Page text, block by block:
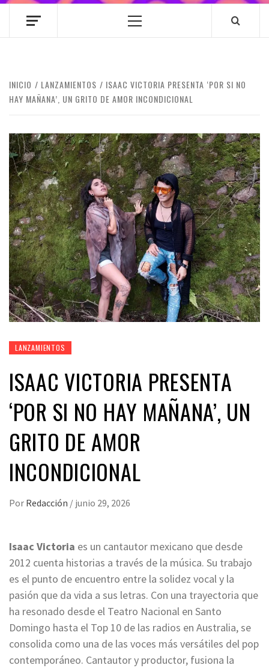
Menú
INICIO LANZAMIENTOS
ISAAC VICTORIA PRESENTA ‘POR SI NO
HAY MAÑANA’, UN GRITO DE AMOR INCONDICIONAL
LANZAMIENTOS
ISAAC VICTORIA PRESENTA
‘POR SI NO HAY MAÑANA’, UN
GRITO DE AMOR
INCONDICIONAL
Por Redacción / junio 29, 2026
Isaac Victoria es un cantautor mexicano que desde
2012 cuenta historias a través de la música. Su trabajo
es el punto de encuentro entre la solidez vocal y la
pasión que da vida a sus letras. Con una trayectoria que
ha resonado desde el Teatro Nacional en Santo
Domingo hasta el Top 10 de las radios en Australia, se
consolida como una de las voces más versátiles del pop
contemporáneo. Cantautor y productor, fusiona la